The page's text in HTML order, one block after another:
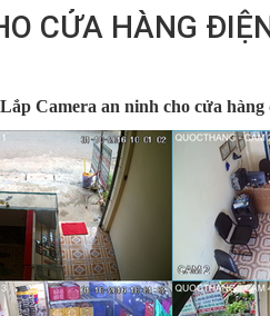
CỬA HÀNG
Lắp Camera an ninh cho cửa hàng